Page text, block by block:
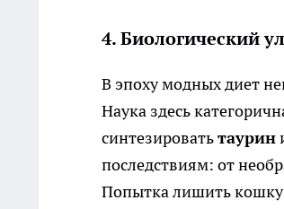
4. Биологический
В эпоху модных диет
Наука здесь
синтезироватьтаурин
последствиям: от
Попытка лишить кошку